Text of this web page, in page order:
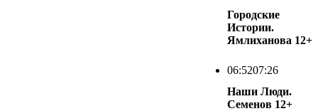
Городские
Истории.
Ямлиханова 12+
06:5207:26
Наши Люди.
Семенов 12+